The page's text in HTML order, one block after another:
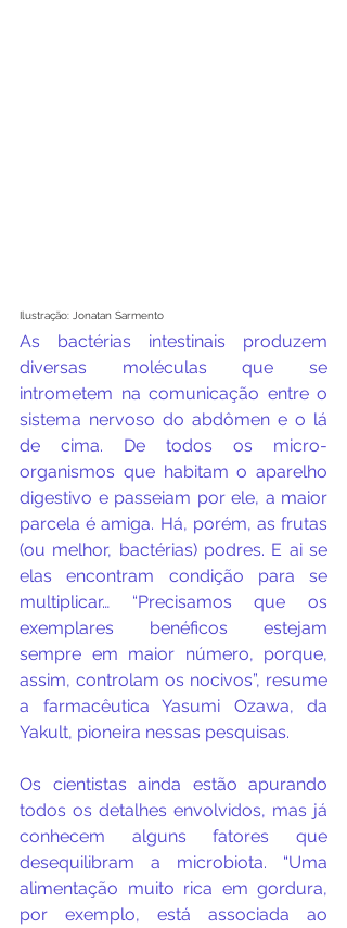
Ilustração: Jonatan Sarmento
As bactérias intestinais produzem
diversas moléculas que se
intrometem na comunicação entre o
sistema nervoso do abdômen e o lá
de cima. De todos os micro-
organismos que habitam o aparelho
digestivo e passeiam por ele, a maior
parcela é amiga. Há, porém, as frutas
(ou melhor, bactérias) podres. E ai se
elas encontram condição para se
multiplicar… “Precisamos que os
exemplares benéficos estejam
sempre em maior número, porque,
assim, controlam os nocivos”, resume
a farmacêutica Yasumi Ozawa, da
Yakult, pioneira nessas pesquisas.
Os cientistas ainda estão apurando
todos os detalhes envolvidos, mas já
conhecem alguns fatores que
desequilibram a microbiota. “Uma
alimentação muito rica em gordura,
por exemplo, está associada ao